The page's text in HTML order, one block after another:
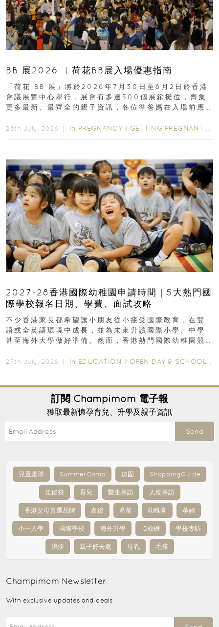
BB 展2026 ︳荷花BB展入場優惠指南
「荷花 BB 展」將於2026年7月30日至8月2日於香港
會議展覽中心舉行，展會有多達500個展銷攤位，齊集
更多最新、最齊全的親子資訊，各位準爸媽在入場前應
28th July, 2026 ｜ In PREGNANCY / GETTING PREGNANT
2027-28香港國際幼稚園申請時間｜5大熱門國
際學校報名日期、學費、面試攻略
不少香港家長都希望讓小朋友從小接受國際教育，在雙
語或全英語環境中成長，並為未來升讀國際小學、中學
甚至海外大學做好準備。然而，香港熱門國際幼稚園競
27th July, 2026 ｜ In EDUCATION / OPEN DAY & SCHOOL EVENTS
訂閱 Champimom 電子報
獲取最新懷孕育兒、升學及親子資訊
Send
兒童桌球 SummerCamp 加固 ShoppingGuide
走佬袋 育兒 醫生專訪 人物專訪
香港父母首選品牌 產後 產前 幼稚園 孕婦
小一入學 國際學校 海外升學 IB放榜 學校專訪
濕疹 親子好去處 母乳 毛孩
Champimom Newsletter
With exclusive updates and deals